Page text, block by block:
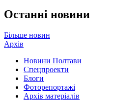
Останні новини
Більше новин
Архів
Новини Полтави
Спецпроекти
Блоги
Фоторепортажі
Архів матеріалів